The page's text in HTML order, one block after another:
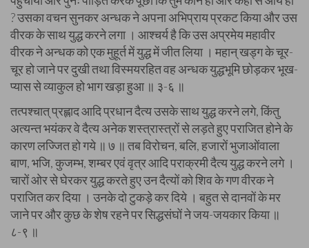
? उसका वचन सुनकर अन्धक ने अपना अभिप्राय प्रकट किया और उस
वीरक के साथ युद्ध करने लगा । आश्चर्य है कि उस अप्रमेय महावीर
वीरक ने अन्धक को एक मुहूर्त में युद्ध में जीत लिया । महान् खड्ग के चूर-
चूर हो जाने पर दुखी तथा विस्मयरहित वह अन्धक युद्धभूमि छोड़कर भूख-
प्यास से व्याकुल हो भाग खड़ा हुआ ॥ ३-६ ॥
तत्पश्चात् प्रह्लाद आदि प्रधान दैत्य उसके साथ युद्ध करने लगे, किंतु
अत्यन्त भयंकर वे दैत्य अनेक शस्त्रास्त्रों से लड़ते हुए पराजित होने के
कारण लज्जित हो गये ॥ ७ ॥ तब विरोचन, बलि, हजारों भुजाओंवाला
बाण, भजि, कुजम्भ, शम्बर एवं वृत्र आदि पराक्रमी दैत्य युद्ध करने लगे ।
चारों ओर से घेरकर युद्ध करते हुए उन दैत्यों को शिव के गण वीरक ने
पराजित कर दिया । उनके दो टुकड़े कर दिये । बहुत से दानवों के मर
जाने पर और कुछ के शेष रहने पर सिद्धसंघों ने जय-जयकार किया ॥
८-९ ॥